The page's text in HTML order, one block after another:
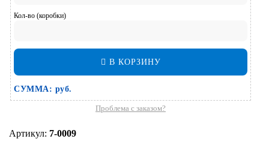
Кол-во (коробки)
В КОРЗИНУ
СУММА: руб.
Проблема с заказом?
Артикул: 7-0009